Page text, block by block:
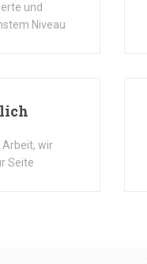
und
Niveau
Arbeit, wir
Seite